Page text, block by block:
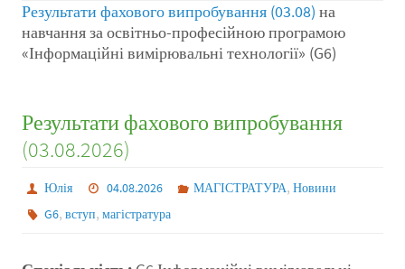
Результати фахового випробування (03.08) на
навчання за освітньо-професійною програмою
«Інформаційні вимірювальні технології» (G6)
Результати фахового випробування
(03.08.2026)
Юлія 04.08.2026 МАГІСТРАТУРА, Новини
G6,вступ,магістратура